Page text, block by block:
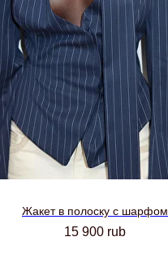
Жакет в полоску с шарфом
15 900 rub